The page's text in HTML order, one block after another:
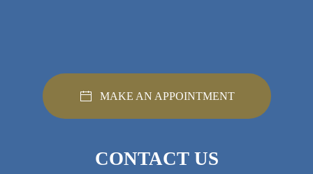
MAKE AN APPOINTMENT
CONTACT US